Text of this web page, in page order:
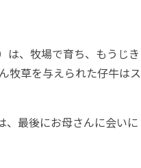
は、牧場で育ち、もうじき
牧草を与えられた仔牛はス
、最後にお母さんに会いに